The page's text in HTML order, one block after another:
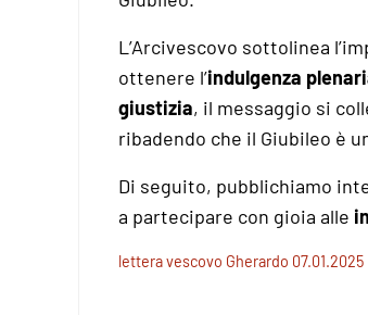
L’Arcivescovo sottolinea
ottenere l’indulgenza
giustizia, il messaggio si
ribadendo che il Giubileo è
Di seguito, pubblichiamo
a partecipare con gioia alle
lettera vescovo Gherardo 07.01.2025